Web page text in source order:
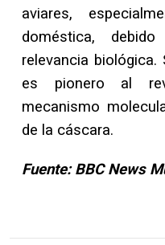
aviares,
doméstica,
relevancia
es pionero al
mecanismo
de la cáscara.
Fuente: BBC News